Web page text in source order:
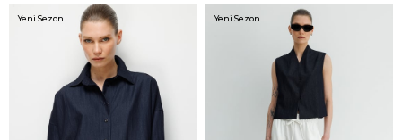
Yeni Sezon Yeni Sezon